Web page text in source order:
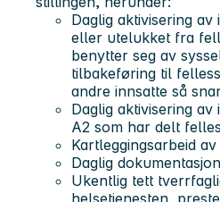
Daglig aktivisering
eller utelukket fra
benytter seg av
tilbakeføring til
andre innsatte så
Daglig aktivisering av
A2 som har delt
Kartleggingsarbeid
Daglig
Ukentlig tett
helsetjenesten,